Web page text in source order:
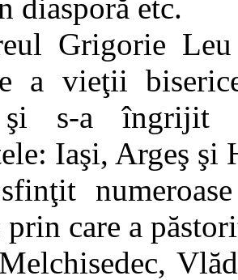
diasporă etc.
Grigorie
a vieţii
şi s-a îngrijit
Iaşi, Argeş şi
prin care a